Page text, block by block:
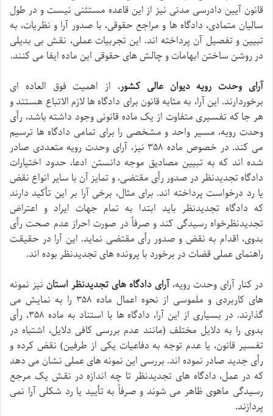
قانون آیین دادرسی مدنی نیز از این قاعده مستثنی نیست و در طول
سالیان متمادی، دادگاه ها و مراجع حقوقی، با صدور آرا و نظریات، به
تبیین و تفصیل آن پرداخته اند. این تجربیات عملی، نقش بی بدیلی
در روشن ساختن ابهامات و چالش های حقوقی این ماده ایفا می کنند.
آرای وحدت رویه دیوان عالی کشور، از اهمیت فوق العاده ای
برخوردارند. این آرا، به مثابه قانون برای دادگاه ها لازم الاتباع هستند و
هر جا که تفسیری متفاوت از یک ماده قانونی وجود داشته باشد، رأی
وحدت رویه، مسیر واحد و مشخصی را برای تمامی دادگاه ها ترسیم
می کند. در خصوص ماده ۳۵۸ نیز، آرای وحدت رویه متعددی صادر
شده اند که به تبیین مصادیق موجه دانستن ادعا، حدود اختیارات
دادگاه تجدیدنظر در صدور رأی مقتضی، و تمایز آن با سایر انواع نقض
یا رد درخواست پرداخته اند. برای مثال، برخی آرا بر این تأکید دارند
که دادگاه تجدیدنظر باید ابتدا به تمام جهات ایراد و اعتراض
تجدیدنظرخواه رسیدگی کند و صرفاً در صورت احراز عدم صحت رأی
بدوی، اقدام به نقض و صدور رأی مقتضی نماید. این آرا در حقیقت
راهنمای عملی قضات در برخورد با پرونده های تجدیدنظر بوده اند.
در کنار آرای وحدت رویه،آرای دادگاه های تجدیدنظر استان نیز نمونه
های کاربردی و ملموسی از نحوه اعمال ماده ۳۵۸ را به نمایش می
گذارند. در بسیاری از این آرا، دادگاه ها با استناد به ماده ۳۵۸، رأی
بدوی را به دلایل مختلف (مانند عدم بررسی کافی دلایل، اشتباه در
تفسیر قانون، یا عدم توجه به دفاعیات یکی از طرفین) نقض کرده و
رأی جدید صادر نموده اند. بررسی این نمونه های عملی نشان می دهد
که در عمل، دادگاه های تجدیدنظر تا چه اندازه در نقش یک مرجع
رسیدگی ماهوی ظاهر می شوند و صرفاً به تأیید یا رد شکلی آرا نمی
پردازند.